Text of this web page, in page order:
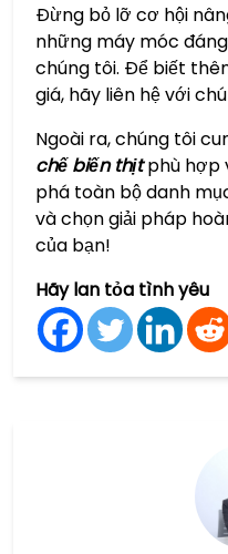
Đừng bỏ lỡ cơ hội
những máy móc
chúng tôi. Để biết
giá, hãy liên hệ với
Ngoài ra, chúng tôi
chế biến thịtphù hợp
phá toàn bộ danh
và chọn giải pháp
của bạn!
Hãy lan tỏa tình yêu